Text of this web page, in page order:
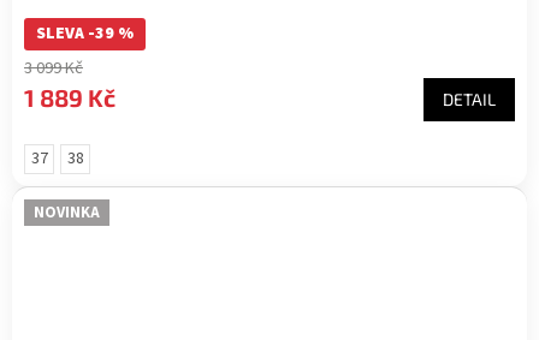
produktu
je
5,0
z
hvězdiček.
SLEVA -39 %
3 099 Kč
1 889 Kč DETAIL
37 38
NOVINKA